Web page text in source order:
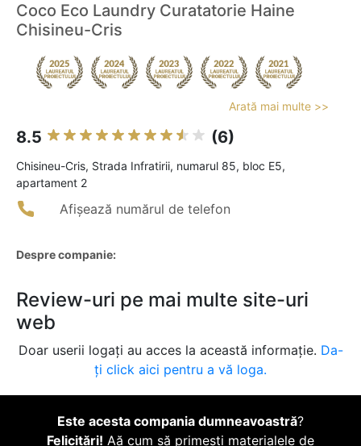
Coco Eco Laundry Curatatorie Haine
Chisineu-Cris
Arată mai multe >>
8.5 (6)
Chisineu-Cris, Strada Infratirii, numarul 85, bloc E5,
apartament 2
Afișează numărul de telefon
Despre companie:
Review-uri pe mai multe site-uri
web
Doar userii logați au acces la această informație. Da-
ți click aici pentru a vă loga.
Este acesta compania dumneavoastră?
Felicitări! Aă cum să primești materialele de